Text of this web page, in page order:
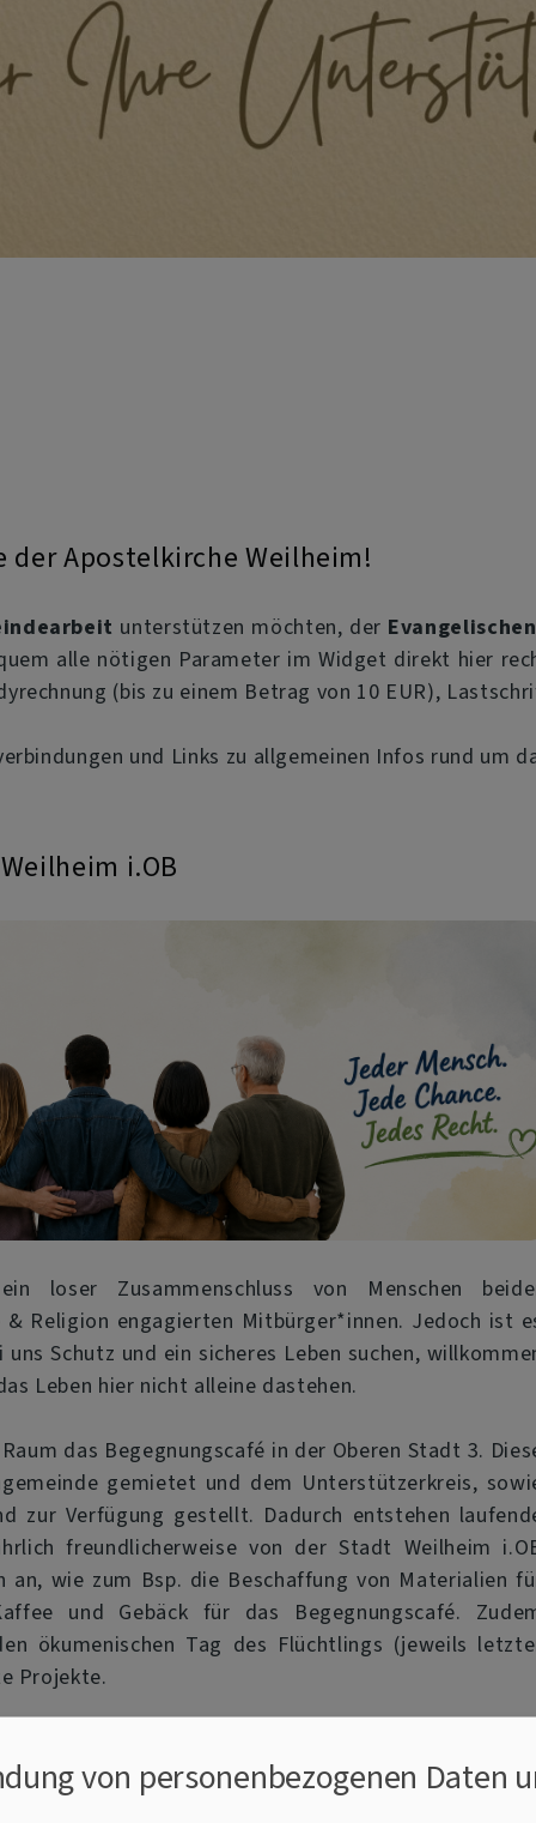
Apostelkirche Weilheim!
unterstützen möchten, der
alle nötigen Parameter im Widget direkt hier
(bis zu einem Betrag von 10 EUR),
und Links zu allgemeinen Infos rund um
i.OB
loser Zusammenschluss von Menschen
Religion engagierten Mitbürger*innen. Jedoch ist
Schutz und ein sicheres Leben suchen,
Leben hier nicht alleine dastehen.
das Begegnungscafé in der Oberen Stadt 3.
gemietet und dem Unterstützerkreis,
zur Verfügung gestellt. Dadurch entstehen
freundlicherweise von der Stadt Weilheim
an, wie zum Bsp. die Beschaffung von Materialien
und Gebäck für das Begegnungscafé.
ökumenischen Tag des Flüchtlings (jeweils
Projekte.
von Gudrun Grill und Ingeborg Bias-Putzier.
die sich für die noch fremden Menschen
von personenbezogenen Daten